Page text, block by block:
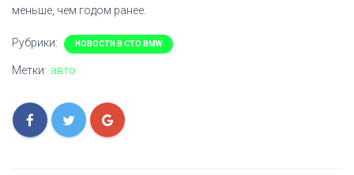
меньше, чем годом ранее.
Рубрики: НОВОСТИ В СТО BMW
Метки: авто